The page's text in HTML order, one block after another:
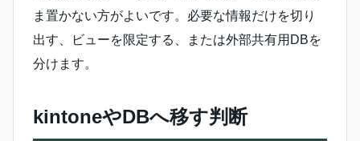
ま置かない方がよいです。必要な情報だけを切り
出す、ビューを限定する、または外部共有用DBを
分けます。
kintoneやDBへ移す判断